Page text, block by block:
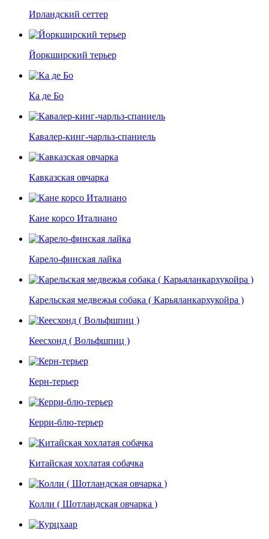
Ирландский сеттер
Йоркширский терьер
Ка де Бо
Кавалер-кинг-чарльз-спаниель
Кавказская овчарка
Кане корсо Италиано
Карело-финская лайка
Карельская медвежья собака ( Карьяланкархукойра )
Кеесхонд ( Вольфшпиц )
Керн-терьер
Керри-блю-терьер
Китайская хохлатая собачка
Колли ( Шотландская овчарка )